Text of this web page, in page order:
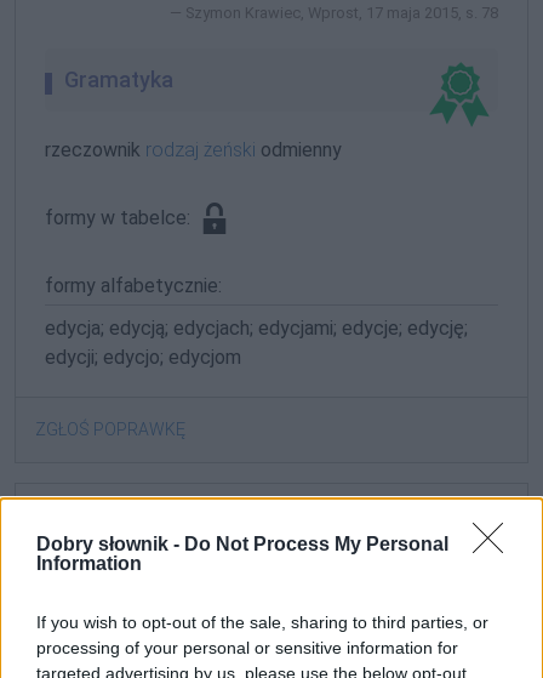
Dobry słownik - Do Not Process My Personal
Information
If you wish to opt-out of the sale, sharing to third parties, or
processing of your personal or sensitive information for
targeted advertising by us, please use the below opt-out
Szymon Krawiec, Wprost, 17 maja 2015, s. 78
Gramatyka
rzeczownik rodzaj żeński odmienny
formy w tabelce:
formy alfabetycznie:
edycja; edycją; edycjach; edycjami; edycje; edycję;
edycji; edycjo; edycjom
ZGŁOŚ POPRAWKĘ
3. edycja (tekstu)
Słownik wyrazów bliskoznacznych
podobne znaczeniowo (lepsze odpowiedniki lub zapomniane słowa)